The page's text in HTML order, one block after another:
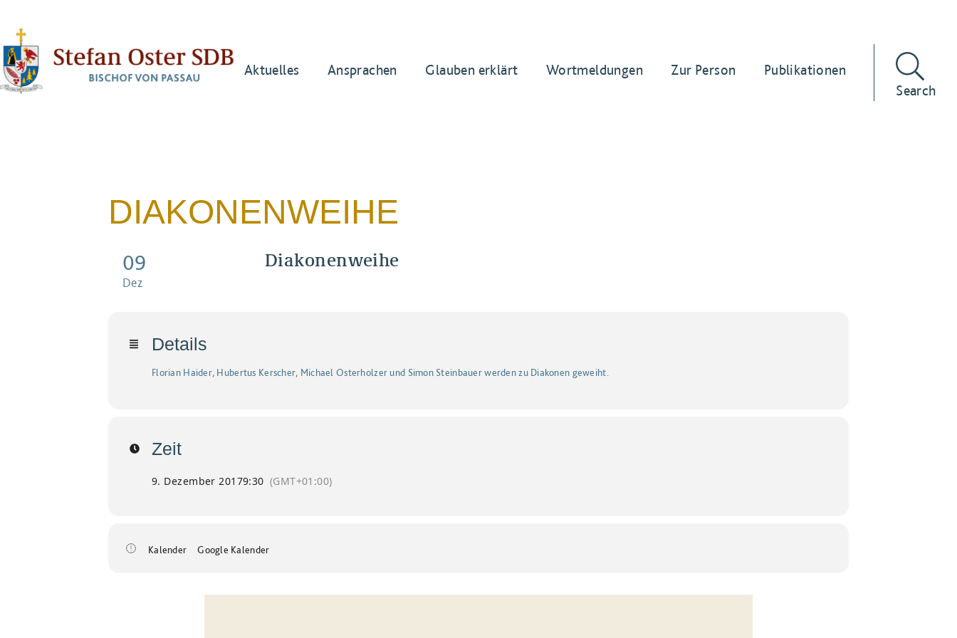
Aktuelles Ansprachen Glauben erklärt Wortmeldungen Zur Person
Publikationen
Search
DIAKONENWEIHE
09
Dez
Diakonenweihe
Details
Florian Haider, Hubertus Kerscher, Michael Osterholzer und Simon Steinbauer werden zu Diakonen geweiht.
Zeit
9. Dezember 20179:30 (GMT+01:00)
Kalender Google Kalender